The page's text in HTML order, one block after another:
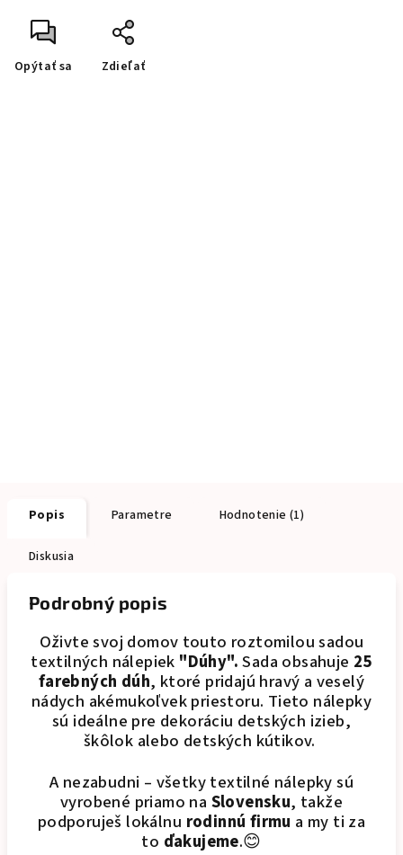
Opýtať sa Zdieľať
Popis Parametre Hodnotenie (1)
Diskusia
Podrobný popis
Oživte svoj domov touto roztomilou sadou
textilných nálepiek "Dúhy".Sada obsahuje 25
farebných dúh, ktoré pridajú hravý a veselý
nádych akémukoľvek priestoru. Tieto nálepky
sú ideálne pre dekoráciu detských izieb,
škôlok alebo detských kútikov.
A nezabudni – všetky textilné nálepky sú
vyrobené priamo na Slovensku, takže
podporuješ lokálnu rodinnú firmu a my ti za
to ďakujeme.😊